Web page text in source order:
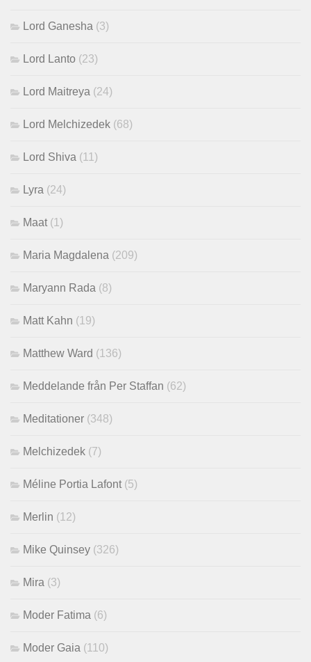
Lord Ganesha (3)
Lord Lanto (23)
Lord Maitreya (24)
Lord Melchizedek (68)
Lord Shiva (11)
Lyra (24)
Maat (1)
Maria Magdalena (209)
Maryann Rada (8)
Matt Kahn (19)
Matthew Ward (136)
Meddelande från Per Staffan (62)
Meditationer (348)
Melchizedek (7)
Méline Portia Lafont (5)
Merlin (12)
Mike Quinsey (326)
Mira (3)
Moder Fatima (6)
Moder Gaia (110)